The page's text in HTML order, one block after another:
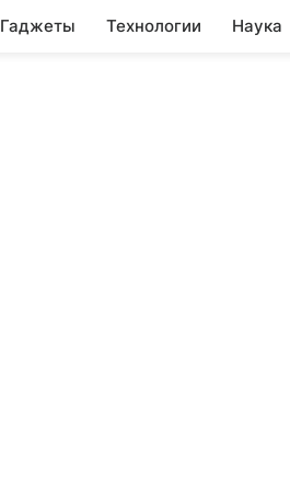
Гаджеты Технологии Наука